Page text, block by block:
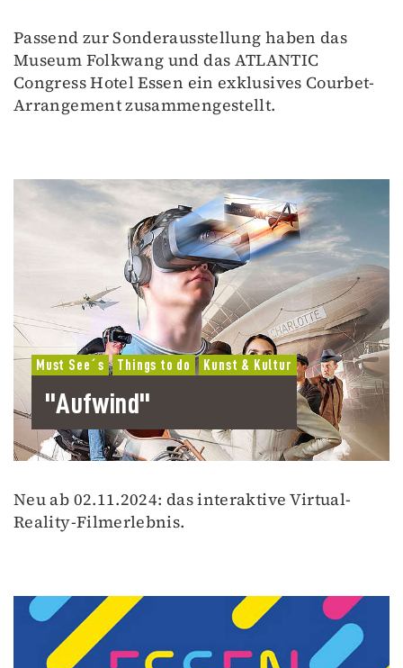
Passend zur Sonderausstellung haben das
Museum Folkwang und das ATLANTIC
Congress Hotel Essen ein exklusives Courbet-
Arrangement zusammengestellt.
Must See´s Things to do Kunst & Kultur
"Aufwind"
Neu ab 02.11.2024: das interaktive Virtual-
Reality-Filmerlebnis.